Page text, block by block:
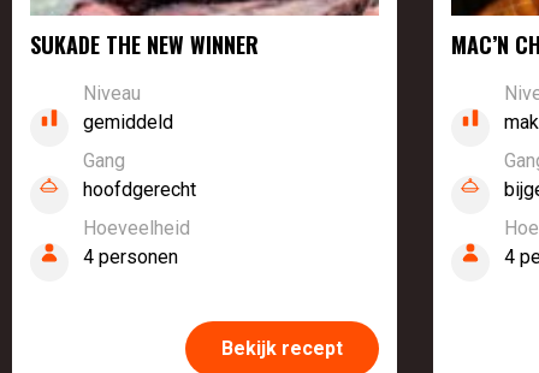
SUKADE THE NEW WINNER
Niveau
gemiddeld
Gang
hoofdgerecht
Hoeveelheid
4 personen
Bekijk recept
MAC’N
4